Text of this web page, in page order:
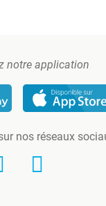
notre application
nos réseaux